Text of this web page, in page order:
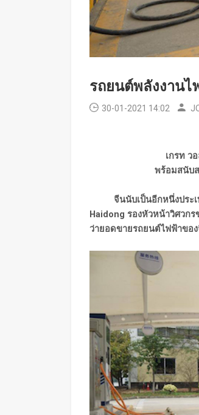
รถยนต์พลังงานไ
30-01-2021 14:02
เกรท ว
พร้อมสนับ
จีนนับเป็นอีกหนึ่งประเทศ
Haidong รองหัวหน้าวิศวก
ว่ายอดขายรถยนต์ไฟฟ้าขอ